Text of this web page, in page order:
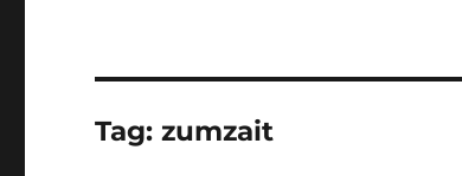
Tag:zumzait